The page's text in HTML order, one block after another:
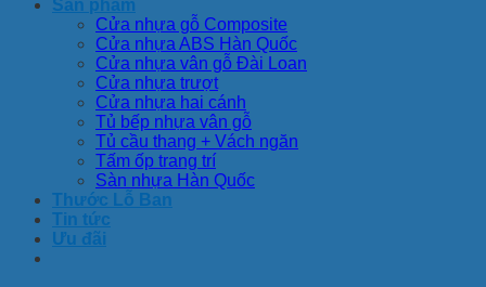
Sản phẩm
Cửa nhựa gỗ Composite
Cửa nhựa ABS Hàn Quốc
Cửa nhựa vân gỗ Đài Loan
Cửa nhựa trượt
Cửa nhựa hai cánh
Tủ bếp nhựa vân gỗ
Tủ cầu thang + Vách ngăn
Tấm ốp trang trí
Sàn nhựa Hàn Quốc
Thước Lỗ Ban
Tin tức
Ưu đãi